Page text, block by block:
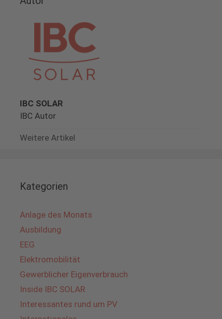
IBC SOLAR
IBC Autor
Weitere Artikel
Kategorien
Anlage des Monats
Ausbildung
EEG
Elektromobilität
Gewerblicher Eigenverbrauch
Inside IBC SOLAR
Interessantes rund um PV